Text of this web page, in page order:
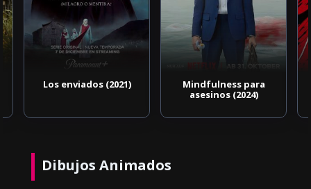
Los enviados (2021)
Mindfulness para
asesinos (2024)
Dibujos Animados